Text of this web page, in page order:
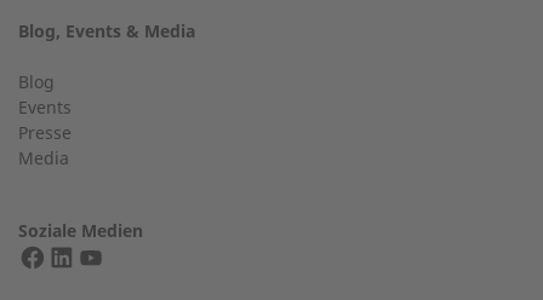
Gasart
Ihre Nachricht:
info@2-g.de
EXPERTEN FINDEN
Blog, Events & Media
Blog
Events
Presse
Media
Soziale Medien